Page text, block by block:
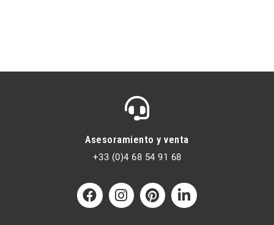
Asesoramiento y venta
+33 (0)4 68 54 91 68